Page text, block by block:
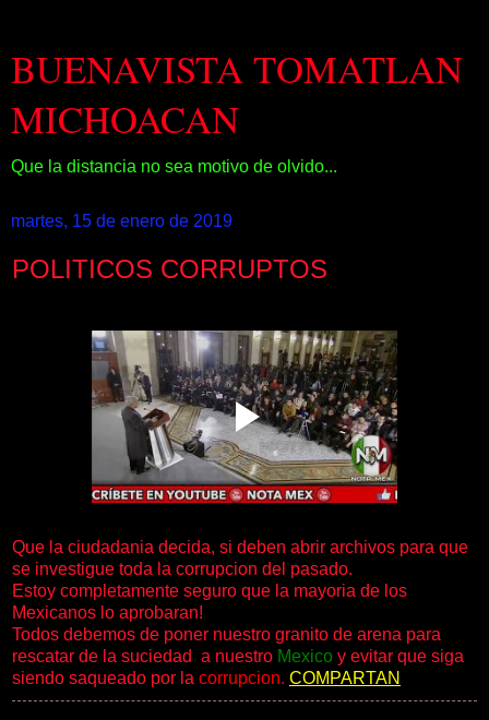
BUENAVISTA TOMATLAN
MICHOACAN
Que la distancia no sea motivo de olvido...
martes, 15 de enero de 2019
POLITICOS CORRUPTOS
Que la ciudadania decida, si deben abrir archivos para que
se investigue toda la corrupcion del pasado.
Estoy completamente seguro que la mayoria de los
Mexicanos lo aprobaran!
Todos debemos de poner nuestro granito de arena para
rescatar de la suciedad a nuestro Mexico y evitar que siga
siendo saqueado por la corrupcion. COMPARTAN